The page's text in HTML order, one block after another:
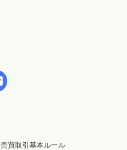
売買取引基本ルール